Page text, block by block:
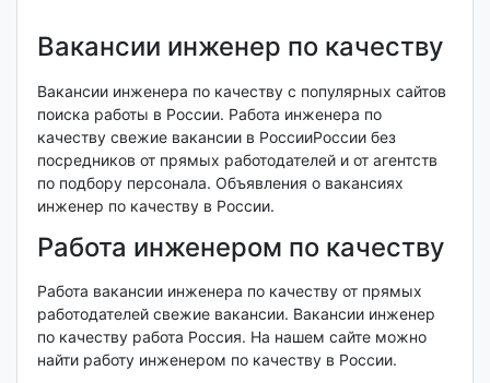
Вакансии инженер по качеству
Вакансии инженера по качеству с популярных сайтов
поиска работы в России. Работа инженера по
качеству свежие вакансии в РоссииРоссии без
посредников от прямых работодателей и от агентств
по подбору персонала. Объявления о вакансиях
инженер по качеству в России.
Работа инженером по качеству
Работа вакансии инженера по качеству от прямых
работодателей свежие вакансии. Вакансии инженер
по качеству работа Россия. На нашем сайте можно
найти работу инженером по качеству в России.